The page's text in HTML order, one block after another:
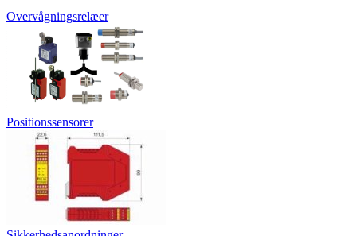
Overvågningsrelæer
Positionssensorer